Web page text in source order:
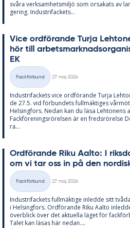
svå­ra verk­sam­hets­miljö som or­sa­ka­ts av
ge­ring. In­du­stri­fac­kets...
Vice ord­fö­ran­de Turja
hör till
EK
Kategorier
Fackförbund
27 maj 2026
In­du­stri­fac­kets vice ord­fö­ran­de Turja
de 27.5. vid för­bun­dets full­mäk­ti­ges
Helsing­fors. Ne­dan kan du läsa Lehto­nens
Fack­för­e­nings­rö­rel­sen är en freds­rö­rel­se
ra...
Ord­fö­ran­de Riku Aal­to: I
om vi tar oss in på den
Kategorier
Fackförbund
27 maj 2026
In­du­stri­fac­kets full­mäk­ti­ge in­led­de sitt
i Helsing­fors. Ord­fö­ran­de Riku Aal­to
över­blick över det ak­tu­el­la lä­get för
Ta­let kan lä­sas här ne­dan....